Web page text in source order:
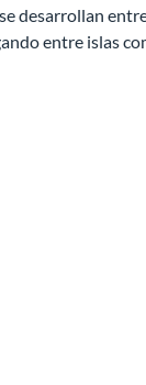
desarrollan
entre islas